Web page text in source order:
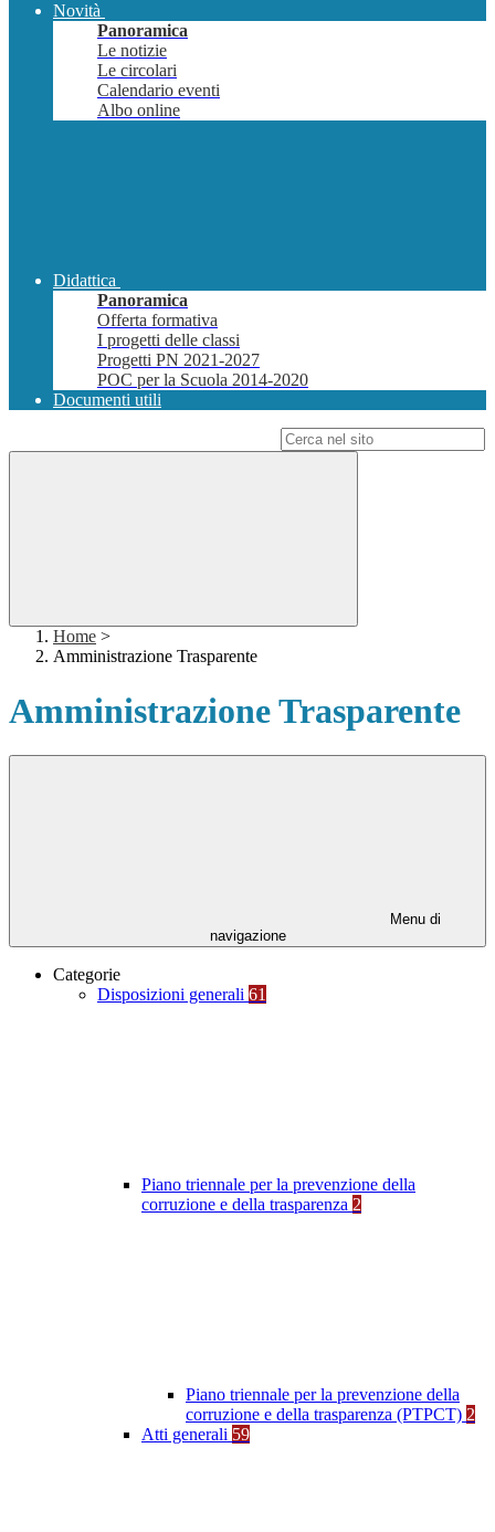
Novità
Panoramica
Le notizie
Le circolari
Calendario eventi
Albo online
Didattica
Panoramica
Offerta formativa
I progetti delle classi
Progetti PN 2021-2027
POC per la Scuola 2014-2020
Documenti utili
Home >
Amministrazione Trasparente
Amministrazione Trasparente
Menu di
navigazione
Categorie
Disposizioni generali 61
Piano triennale per la prevenzione della
corruzione e della trasparenza 2
Piano triennale per la prevenzione della
corruzione e della trasparenza (PTPCT) 2
Atti generali 59